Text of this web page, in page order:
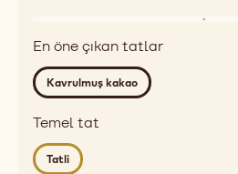
taste
roasted,
red
fruits
Detailed
flavor
roasted
En öne çıkan tatlar
Kavrulmuş kakao
Temel tat
Tatli